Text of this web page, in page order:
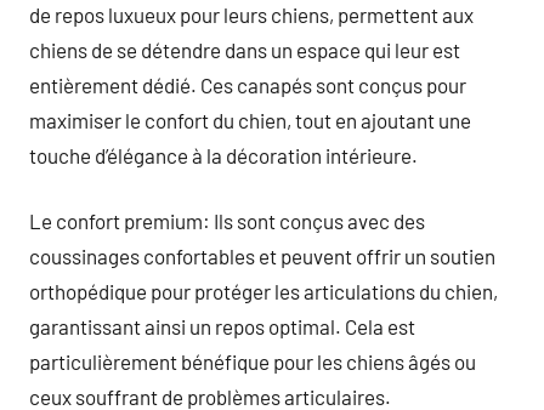
de repos luxueux pour leurs chiens, permettent aux
chiens de se détendre dans un espace qui leur est
entièrement dédié. Ces canapés sont conçus pour
maximiser le confort du chien, tout en ajoutant une
touche d’élégance à la décoration intérieure.
Le confort premium: Ils sont conçus avec des
coussinages confortables et peuvent offrir un soutien
orthopédique pour protéger les articulations du chien,
garantissant ainsi un repos optimal. Cela est
particulièrement bénéfique pour les chiens âgés ou
ceux souffrant de problèmes articulaires.